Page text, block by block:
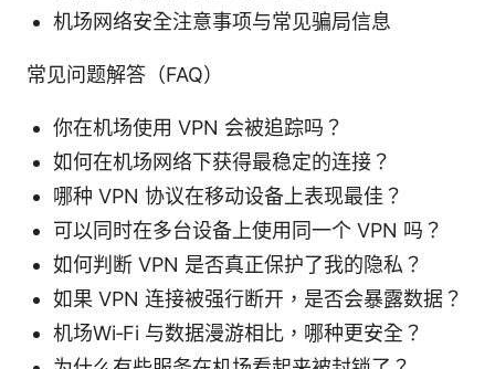
机场网络安全注意事项与常见骗局信息
常见问题解答（FAQ）
你在机场使用 VPN 会被追踪吗？
如何在机场网络下获得最稳定的连接？
哪种 VPN 协议在移动设备上表现最佳？
可以同时在多台设备上使用同一个 VPN 吗？
如何判断 VPN 是否真正保护了我的隐私？
如果 VPN 连接被强行断开，是否会暴露数据？
机场Wi‑Fi 与数据漫游相比，哪种更安全？